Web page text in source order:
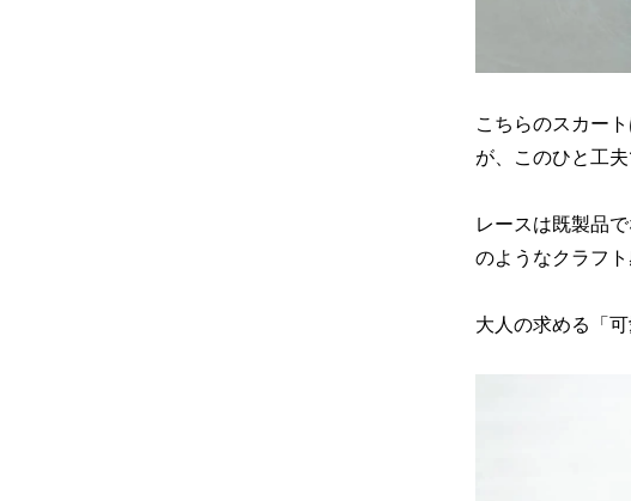
こちらのスカー
が、このひと工夫
レースは既製品
のようなクラフ
大人の求める「